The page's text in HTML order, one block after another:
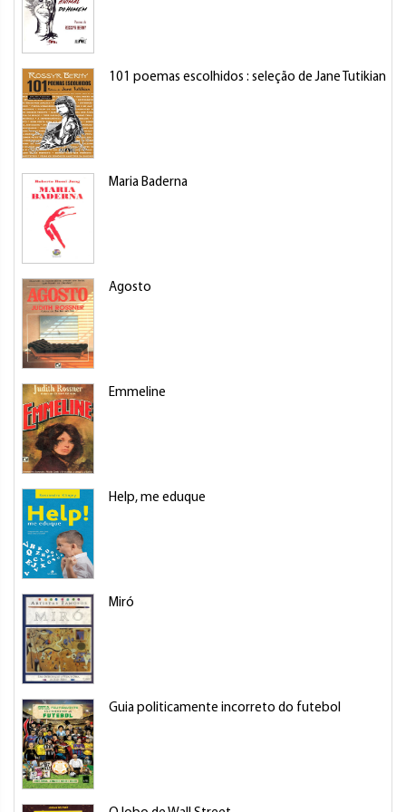
101 poemas escolhidos : seleção de Jane Tutikian
Maria Baderna
Agosto
Emmeline
Help, me eduque
Miró
Guia politicamente incorreto do futebol